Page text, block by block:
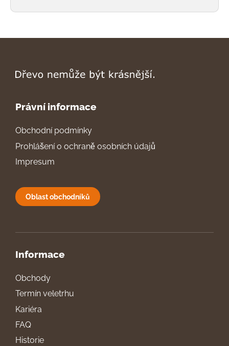
Právní informace
Obchodní podmínky
Prohlášení o ochraně osobních údajů
Impresum
Oblast obchodníků
Informace
Obchody
Termín veletrhu
Kariéra
FAQ
Historie